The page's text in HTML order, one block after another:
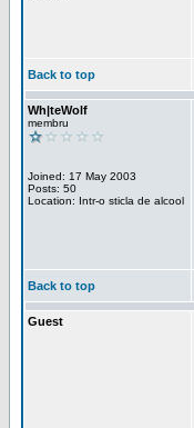
Back to top
Wh|teWolf
membru
Joined: 17 May 2003
Posts: 50
Location: Intr-o sticla de alcool
Back to top
Guest